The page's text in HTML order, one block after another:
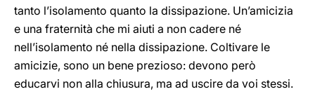
tanto l’isolamento quanto la dissipazione. Un’amicizia
e una fraternità che mi aiuti a non cadere né
nell’isolamento né nella dissipazione. Coltivare le
amicizie, sono un bene prezioso: devono però
educarvi non alla chiusura, ma ad uscire da voi stessi.